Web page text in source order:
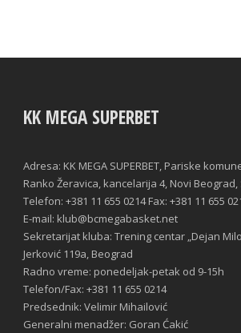
KK MEGA SUPERBET
Adresa: KK MEGA SUPERBET, Pariske
Ranko Žeravica, kancelarija 4, Novi Beograd,
Telefon: +381 11 655 0214 Fax: +381 11 655
E-mail: klub@bcmegabasket.net
Sekretarijat kluba: Trening centar „Dejan
Jerković 119a, Beograd
Radno vreme: ponedeljak-petak od 9-15h
Telefon/Fax: +381 11 655 0214
Predsednik: Velimir Mihailović
Generalni menadžer: Goran Ćakić